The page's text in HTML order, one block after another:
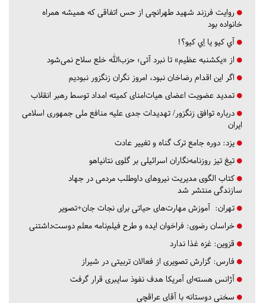
روایت فرزند شهید طهرانچی از حس اتفاقی که همیشه همراه
خانواده بود
آي كيو يا اِي كيو؟!
از «یکشنبه عظیم» تا نبرد آتی؛ حزب‌الله خلع سلاح نمی‌شود
اگر این اقدام رضاخان نبود، امروز نگران زنگزور نبودیم
تمدید عضویت اعضای هیات‌امنای کمیته امداد توسط رهبر انقلاب
درباره توافق زنگزور/ تهدیدات جدی علیه منافع ملی جمهوری اسلامی
ایران
یزد: دوره جامع ترک گناه و تغییر عادت
تیغ تیز روزنامه‌نگاران اسرائیلی بر گلوی نتانیاهو
کتاب الگوی مدیریت نیروهای داوطلب مردمی در جهاد
سازندگی منتشر شد
تهران: آموزش مهارت‌های حیاتی برای نجات جان+تصویر
خراسان رضوی: فراخوان ایده و طرح فیلم‌نامه معلم دوست‌داشتنی
قزوین: غزه غذا ندارد
فارس: گزارش تصویری از فعالان تربیتی در شیراز
آژانس هسته‌ای آمریکا هدف نفوذ سایبری قرار گرفت
سخنی دوستانه با آقای عراقچی